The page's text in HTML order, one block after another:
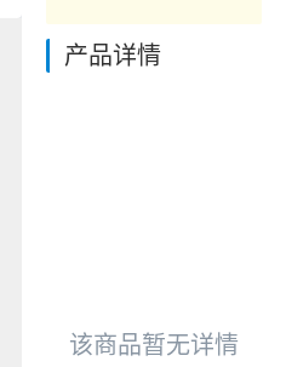
产品详情
该商品暂无详情